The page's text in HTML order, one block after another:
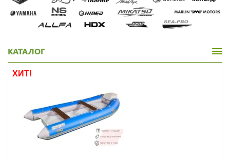
КАТАЛОГ
ХИТ!